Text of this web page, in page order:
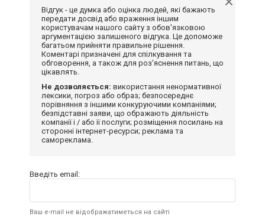
Відгук - це думка або оцінка людей, які бажають
передати досвід або враження іншим
користувачам нашого сайту з обов'язковою
аргументацією залишеного відгука. Це допоможе
багатьом прийняти правильне рішення.
Коментарі призначені для спілкування та
обговорення, а також для роз'яснення питань, що
цікавлять.
Не дозволяється: використання ненормативної
лексики, погроз або образ; безпосереднє
порівняння з іншими конкуруючими компаніями;
безпідставні заяви, що ображають діяльність
компанії і / або її послуги; розміщення посилань на
сторонні інтернет-ресурси; реклама та
самореклама.
Введіть email:
Ваш e-mail не відображатиметься на сайті